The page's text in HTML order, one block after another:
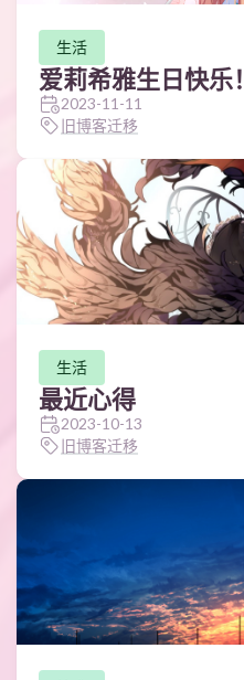
生活
爱莉希雅生日快乐！
2023-11-11
旧博客迁移
生活
最近心得
2023-10-13
旧博客迁移